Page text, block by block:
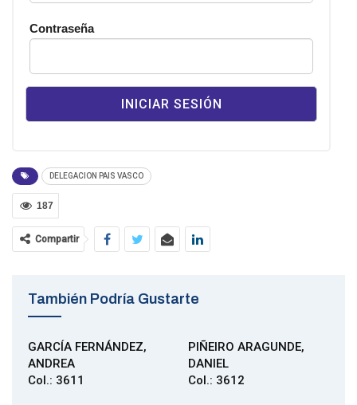
Contraseña
DELEGACION PAIS VASCO
187
Compartir
También Podría Gustarte
GARCÍA FERNÁNDEZ,
ANDREA
Col.: 3611
PIÑEIRO ARAGUNDE,
DANIEL
Col.: 3612